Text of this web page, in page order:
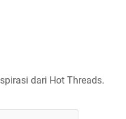
dari Hot Threads.